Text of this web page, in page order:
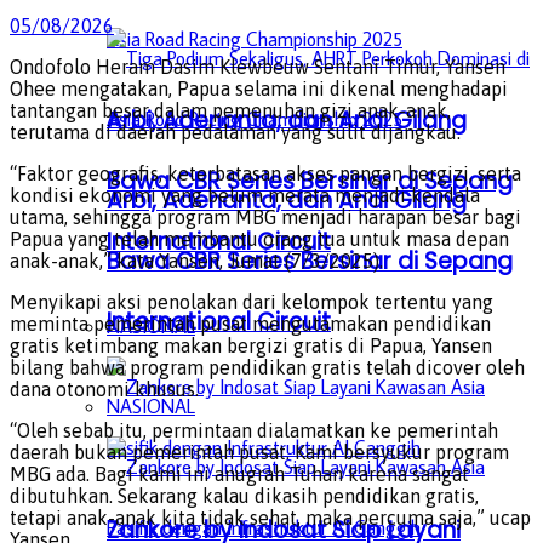
Arbi, Adenanta, dan Andi Gilang
Bawa CBR Series Bersinar di Sepang
International Circuit
NASIONAL
Zankore by Indosat Siap Layani
Arbi, Adenanta, dan Andi Gilang
Bawa CBR Series Bersinar di Sepang
International Circuit
NASIONAL
05/08/2026
Ondofolo Heram Dasim Klewbeuw Sentani Timur, Yansen
Ohee mengatakan, Papua selama ini dikenal menghadapi
tantangan besar dalam pemenuhan gizi anak-anak,
terutama di daerah pedalaman yang sulit dijangkau.
“Faktor geografis, keterbatasan akses pangan bergizi, serta
kondisi ekonomi yang belum merata menjadi kendala
utama, sehingga program MBG menjadi harapan besar bagi
Papua yang telah membantu orang tua untuk masa depan
anak-anak,” kata Yansen, Jumat (7/3/2025).
Menyikapi aksi penolakan dari kelompok tertentu yang
meminta pemerintah pusat mengutamakan pendidikan
gratis ketimbang makan bergizi gratis di Papua, Yansen
bilang bahwa program pendidikan gratis telah dicover oleh
dana otonomi khusus.
“Oleh sebab itu, permintaan dialamatkan ke pemerintah
daerah bukan pemerintah pusat. Kami bersyukur program
MBG ada. Bagi kami ini anugrah Tuhan karena sangat
dibutuhkan. Sekarang kalau dikasih pendidikan gratis,
tetapi anak-anak kita tidak sehat, maka percuma saja,” ucap